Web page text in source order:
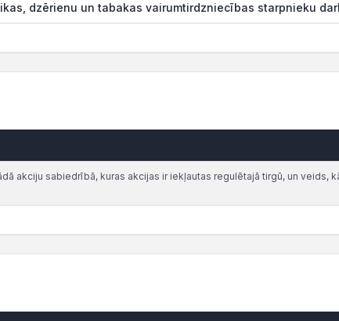
dzērienu un tabakas vairumtirdzniecības starpnieku
akciju sabiedrībā, kuras akcijas ir iekļautas regulētajā tirgū, un